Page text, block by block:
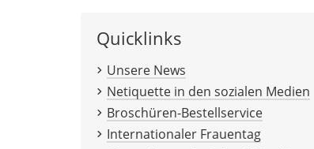
Quicklinks
Unsere News
Netiquette in den sozialen Medien
Broschüren-Bestellservice
Internationaler Frauentag